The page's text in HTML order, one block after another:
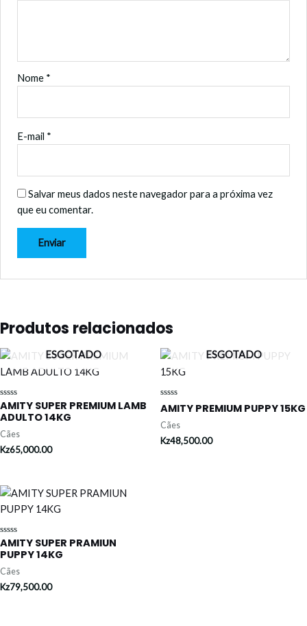
Nome *
E-mail *
Salvar meus dados neste navegador para a próxima vez
que eu comentar.
Produtos relacionados
ESGOTADO
Avaliação
0
de
5
AMITY SUPER PREMIUM LAMB
ADULTO 14KG
Cães
Kz65,000.00
ESGOTADO
Avaliação
0
de
5
AMITY PREMIUM PUPPY 15KG
Cães
Kz48,500.00
Avaliação
0
de
5
AMITY SUPER PRAMIUN
PUPPY 14KG
Cães
Kz79,500.00